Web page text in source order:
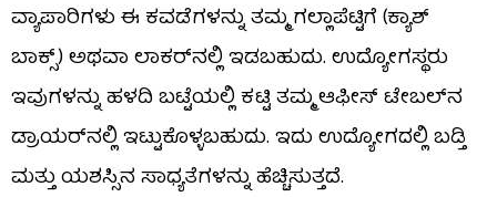
ವ್ಯಾಪಾರಿಗಳು ಈ ಕವಡೆಗಳನ್ನು ತಮ್ಮ ಗಲ್ಲಾಪೆಟ್ಟಿಗೆ (ಕ್ಯಾಶ್
ಬಾಕ್ಸ್) ಅಥವಾ ಲಾಕರ್‌ನಲ್ಲಿ ಇಡಬಹುದು. ಉದ್ಯೋಗಸ್ಥರು
ಇವುಗಳನ್ನು ಹಳದಿ ಬಟ್ಟೆಯಲ್ಲಿ ಕಟ್ಟಿ ತಮ್ಮ ಆಫೀಸ್ ಟೇಬಲ್‌ನ
ಡ್ರಾಯರ್‌ನಲ್ಲಿ ಇಟ್ಟುಕೊಳ್ಳಬಹುದು. ಇದು ಉದ್ಯೋಗದಲ್ಲಿ ಬಡ್ತಿ
ಮತ್ತು ಯಶಸ್ಸಿನ ಸಾಧ್ಯತೆಗಳನ್ನು ಹೆಚ್ಚಿಸುತ್ತದೆ.